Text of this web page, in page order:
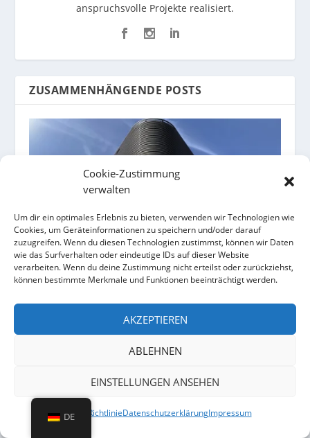
Cookie-Zustimmung
verwalten
Um dir ein optimales Erlebnis zu bieten, verwenden wir Technologien wie
Cookies, um Geräteinformationen zu speichern und/oder darauf
zuzugreifen. Wenn du diesen Technologien zustimmst, können wir Daten
wie das Surfverhalten oder eindeutige IDs auf dieser Website
verarbeiten. Wenn du deine Zustimmung nicht erteilst oder zurückziehst,
können bestimmte Merkmale und Funktionen beeinträchtigt werden.
AKZEPTIEREN
ABLEHNEN
EINSTELLUNGEN ANSEHEN
Cookie-RichtlinieDatenschutzerklärungImpressum
anspruchsvolle Projekte realisiert.
ZUSAMMENHÄNGENDE POSTS
Lüftungsgitter für Rundbauten: Linius Lamellen
am Projekt Galapagos Leiden
DE